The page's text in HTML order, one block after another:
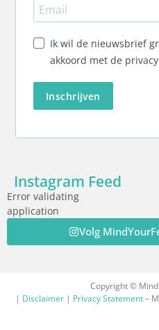
Ik wil de nieuwsbrief
akkoord met de
Inschrijven
Instagram Feed
Error validating
application
Volg
Copyright ©
| Disclaimer | Privacy Statement–